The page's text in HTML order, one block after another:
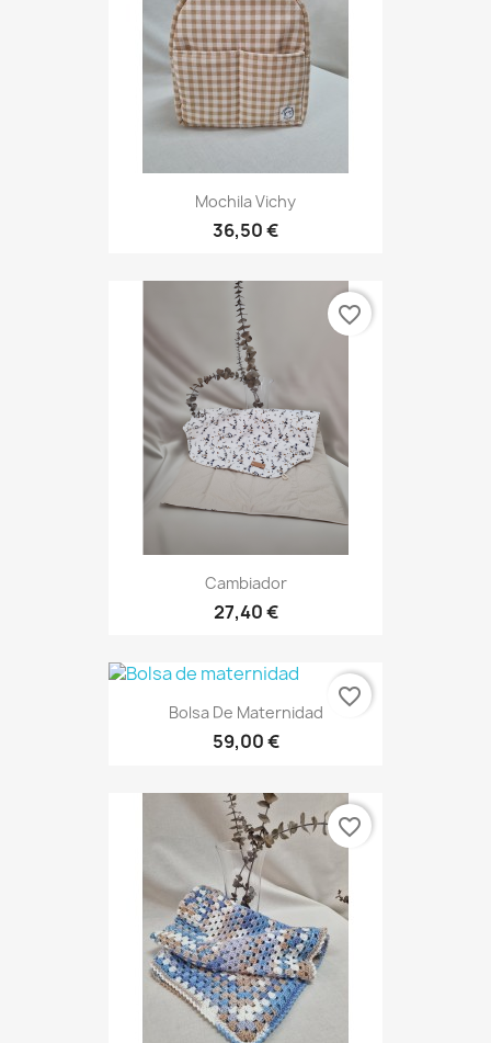
Mochila Vichy
36,50 €
Cambiador
27,40 €
favorite_border
Bolsa De Maternidad
59,00 €
favorite_border
favorite_border